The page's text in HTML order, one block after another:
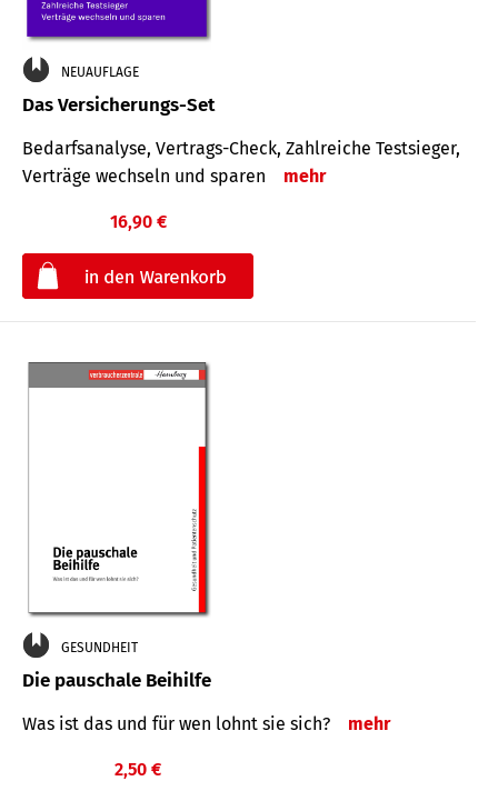
NEUAUFLAGE
Das Versicherungs-Set
Bedarfsanalyse, Vertrags-Check, Zahlreiche Testsieger,
Verträge wechseln und sparen
mehr
16,90 €
GESUNDHEIT
Die pauschale Beihilfe
Was ist das und für wen lohnt sie sich? mehr
2,50 €